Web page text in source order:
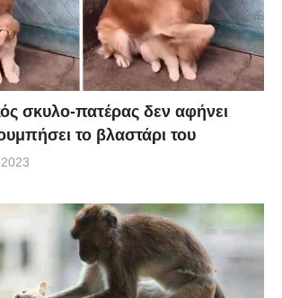
σκυλο-πατέρας δεν αφήνει
το βλαστάρι του